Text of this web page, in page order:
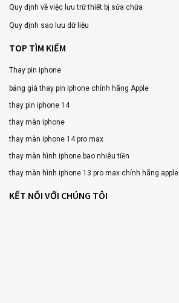
Quy định về việc lưu trữ thiết bị sửa chữa
Quy định sao lưu dữ liệu
TOP TÌM KIẾM
Thay pin iphone
bảng giá thay pin iphone chính hãng Apple
thay pin iphone 14
thay màn iphone
thay màn iphone 14 pro max
thay màn hình iphone bao nhiêu tiền
thay màn hình iphone 13 pro max chính hãng apple
KẾT NỐI VỚI CHÚNG TÔI